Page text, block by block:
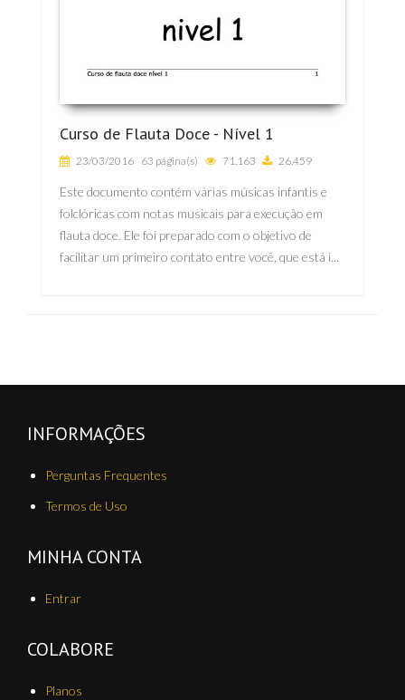
Curso de Flauta Doce - Nível 1
23/03/2016 63 página(s) 71.163 26.459
Este documento contém várias músicas infantis e
folclóricas com notas musicais para execução em
flauta doce. Ele foi preparado com o objetivo de
facilitar um primeiro contato entre você, que está i...
INFORMAÇÕES
Perguntas Frequentes
Termos de Uso
MINHA CONTA
Entrar
COLABORE
Planos